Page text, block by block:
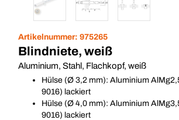
Artikelnummer: 975265
Blindniete, weiß
Aluminium, Stahl, Flachkopf, weiß
Hülse (Ø 3,2 mm): Aluminium
9016) lackiert
Hülse (Ø 4,0 mm): Aluminium
9016) lackiert